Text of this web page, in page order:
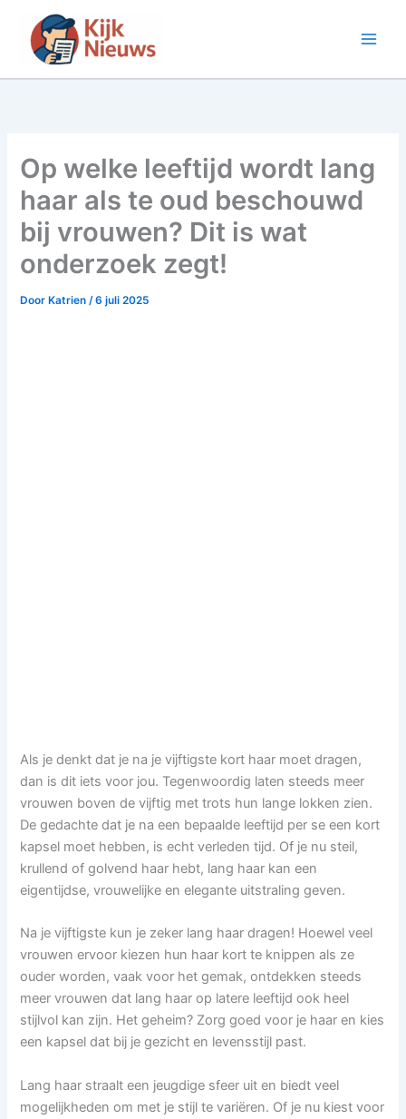
inhoud
Op welke leeftijd wordt lang
haar als te oud beschouwd
bij vrouwen? Dit is wat
onderzoek zegt!
Door Katrien/6 juli 2025
Als je denkt dat je na je vijftigste kort haar moet dragen,
dan is dit iets voor jou. Tegenwoordig laten steeds meer
vrouwen boven de vijftig met trots hun lange lokken zien.
De gedachte dat je na een bepaalde leeftijd per se een kort
kapsel moet hebben, is echt verleden tijd. Of je nu steil,
krullend of golvend haar hebt, lang haar kan een
eigentijdse, vrouwelijke en elegante uitstraling geven.
Na je vijftigste kun je zeker lang haar dragen! Hoewel veel
vrouwen ervoor kiezen hun haar kort te knippen als ze
ouder worden, vaak voor het gemak, ontdekken steeds
meer vrouwen dat lang haar op latere leeftijd ook heel
stijlvol kan zijn. Het geheim? Zorg goed voor je haar en kies
een kapsel dat bij je gezicht en levensstijl past.
Lang haar straalt een jeugdige sfeer uit en biedt veel
mogelijkheden om met je stijl te variëren. Of je nu kiest voor